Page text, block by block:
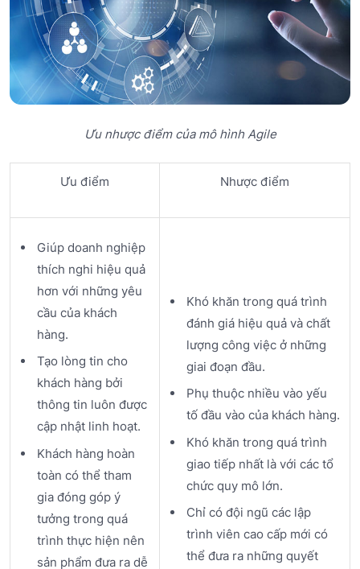
Ưu nhược điểm của mô hình Agile
Ưu điểm Nhược điểm
Giúp doanh nghiệp
thích nghi hiệu quả
hơn với những yêu
cầu của khách
hàng.
Tạo lòng tin cho
khách hàng bởi
thông tin luôn được
cập nhật linh hoạt.
Khách hàng hoàn
toàn có thể tham
gia đóng góp ý
tưởng trong quá
trình thực hiện nên
sản phẩm đưa ra dễ
Khó khăn trong quá trình
đánh giá hiệu quả và chất
lượng công việc ở những
giai đoạn đầu.
Phụ thuộc nhiều vào yếu
tố đầu vào của khách hàng.
Khó khăn trong quá trình
giao tiếp nhất là với các tổ
chức quy mô lớn.
Chỉ có đội ngũ các lập
trình viên cao cấp mới có
thể đưa ra những quyết